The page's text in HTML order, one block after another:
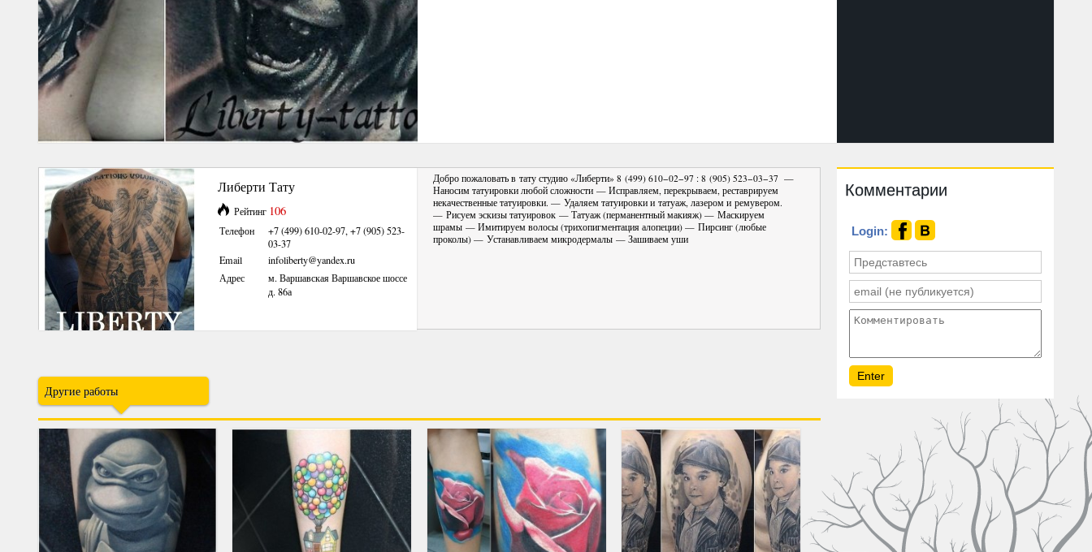
Либерти Тату
Рейтинг 106
Телефон
+7 (499) 610-02-97, +7 (905) 523-
03-37
Email
infoliberty@yandex.ru
Адрес
м. Варшавская Варшавское шоссе
д. 86а
Добро пожаловать в тату студию «Либерти» 8 (499) 610−02−97 : 8 (905) 523−03−37 —
Наносим татуировки любой сложности — Исправляем, перекрываем, реставрируем
некачественные татуировки. — Удаляем татуировки и татуаж, лазером и ремувером.
— Рисуем эскизы татуировок — Татуаж (перманентный макияж) — Маскируем
шрамы — Имитируем волосы (трихопигментация алопеции) — Пирсинг (любые
проколы) — Устанавливаем микродермалы — Зашиваем уши
Другие работы
Комментарии
Login: